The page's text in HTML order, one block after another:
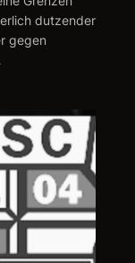
dutzender
gegen